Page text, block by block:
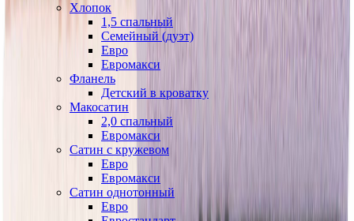
Хлопок
1,5 спальный
Семейный (дуэт)
Евро
Евромакси
Фланель
Детский в кроватку
Макосатин
2,0 спальный
Евромакси
Сатин с кружевом
Евро
Евромакси
Сатин однотонный
Евро